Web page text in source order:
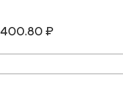
400.80 ₽